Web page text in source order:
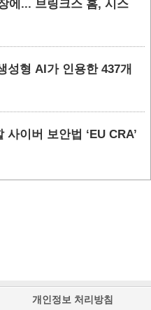
에... 브링크스 홈, 시스
성형 AI가 인용한 437개
이버 보안법 ‘EU CRA’
개인정보 처리방침